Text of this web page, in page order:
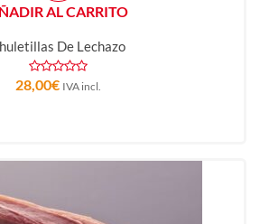
AL CARRITO
De Lechazo
28,00€ IVA incl.